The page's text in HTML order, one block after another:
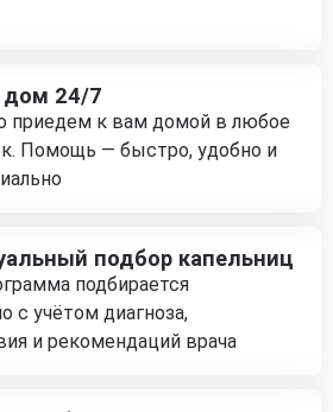
дом 24/7
приедем к вам домой в любое
Помощь — быстро, удобно и
подбор капельниц
подбирается
с учётом диагноза,
и рекомендаций врача